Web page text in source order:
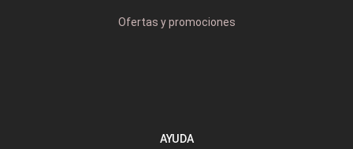
Ofertas y promociones
AYUDA